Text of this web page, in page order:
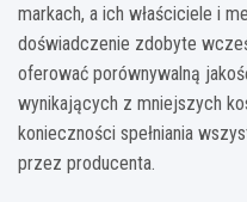
markach, a ich właściciele i
doświadczenie zdobyte
oferować porównywalną
wynikających z mniejszych
konieczności spełniania
przez producenta.